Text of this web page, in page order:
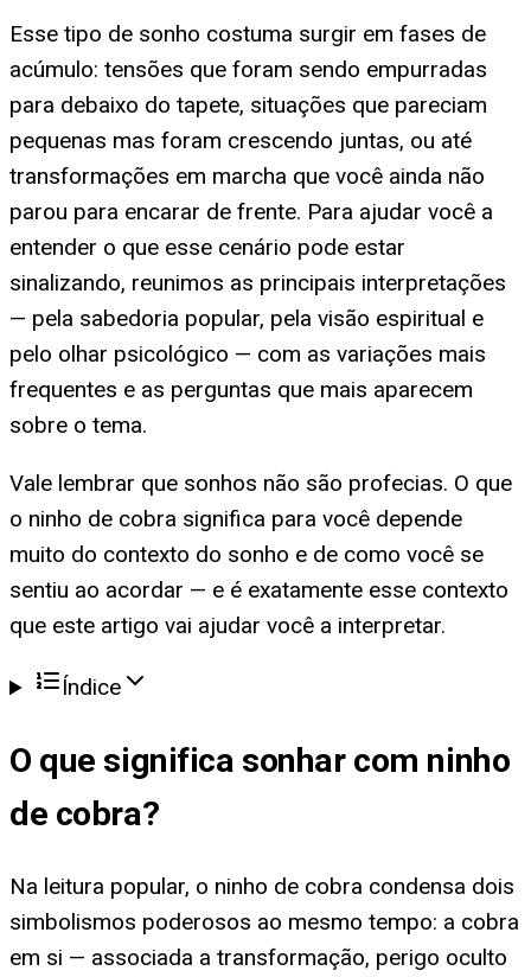
Esse tipo de sonho costuma surgir em fases de
acúmulo: tensões que foram sendo empurradas
para debaixo do tapete, situações que pareciam
pequenas mas foram crescendo juntas, ou até
transformações em marcha que você ainda não
parou para encarar de frente. Para ajudar você a
entender o que esse cenário pode estar
sinalizando, reunimos as principais interpretações
— pela sabedoria popular, pela visão espiritual e
pelo olhar psicológico — com as variações mais
frequentes e as perguntas que mais aparecem
sobre o tema.
Vale lembrar que sonhos não são profecias. O que
o ninho de cobra significa para você depende
muito do contexto do sonho e de como você se
sentiu ao acordar — e é exatamente esse contexto
que este artigo vai ajudar você a interpretar.
Índice
O que significa sonhar com ninho
de cobra?
Na leitura popular, o ninho de cobra condensa dois
simbolismos poderosos ao mesmo tempo: a cobra
em si — associada a transformação, perigo oculto